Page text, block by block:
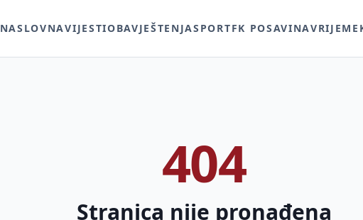
NASLOVNAVIJESTIOBAVJEŠTENJASPORTFK POSAVINAVRIJEME
404
Stranica nije pronađena